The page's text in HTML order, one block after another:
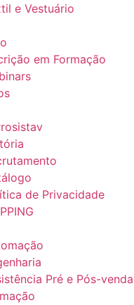
e Vestuário
em Formação
de Privacidade
Pré e Pós-venda